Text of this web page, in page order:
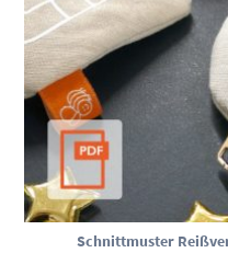
Schnittmuster